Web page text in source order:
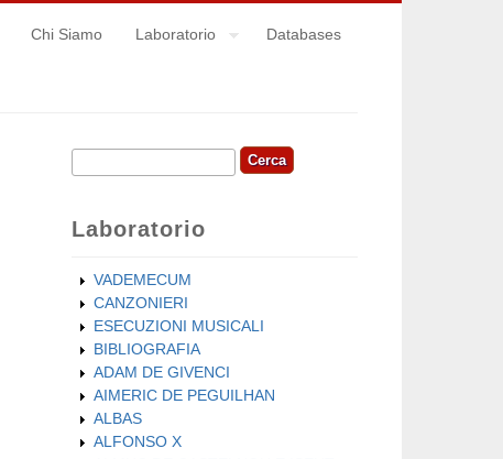
Chi Siamo Laboratorio Databases
Form di ricerca
Cerca
Laboratorio
VADEMECUM
CANZONIERI
ESECUZIONI MUSICALI
BIBLIOGRAFIA
ADAM DE GIVENCI
AIMERIC DE PEGUILHAN
ALBAS
ALFONSO X